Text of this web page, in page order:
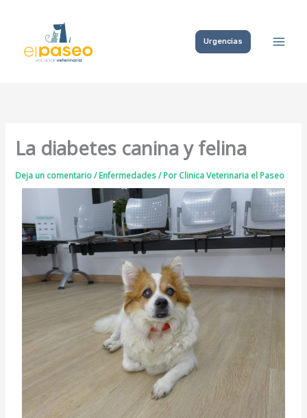
contenido
Urgencias
La diabetes canina y felina
Deja un comentario /Enfermedades/ Por Clinica Veterinaria el Paseo